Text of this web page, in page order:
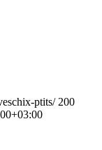
ptits/ 200